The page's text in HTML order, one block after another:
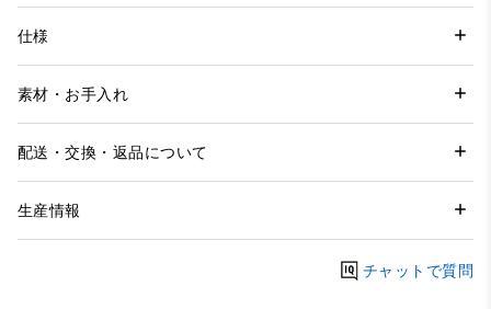
仕様
素材・お手入れ
配送・交換・返品について
生産情報
チャットで質問